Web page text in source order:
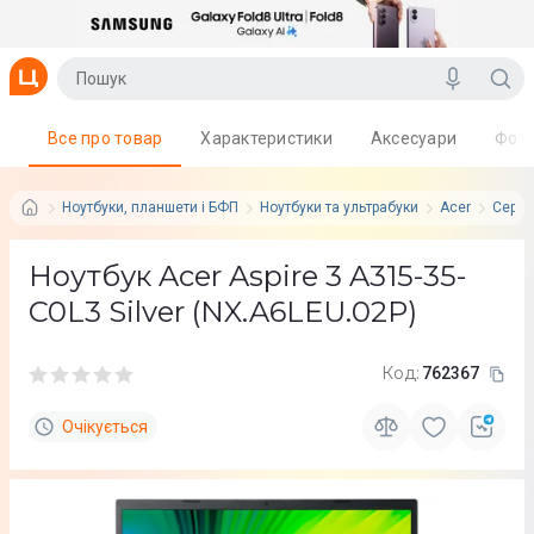
Ноутбуки, планшети і БФП Ноутбуки та ультрабуки Acer
Все про товар Характеристики Аксесуари
Ноутбук Acer Aspire 3 A315-35-
C0L3 Silver (NX.A6LEU.02P)
Код: 762367
Очікується